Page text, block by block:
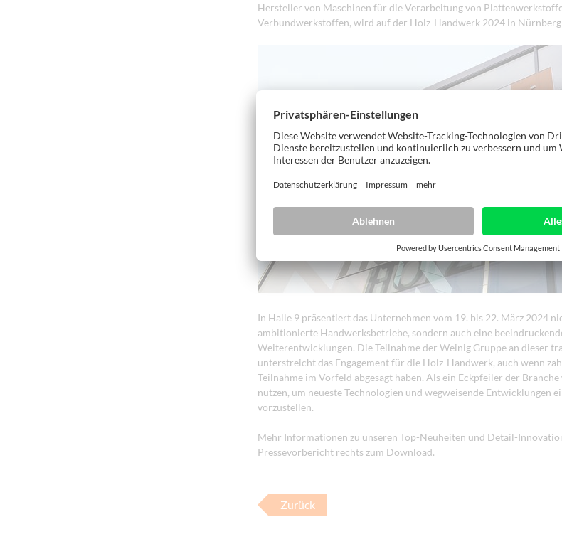
Hersteller von Maschinen für die Verarbeitung von
Verbundwerkstoffen, wird auf der Holz-Handwerk 2024 in
In Halle 9 präsentiert das Unternehmen vom 19. bis 22. März 2024
ambitionierte Handwerksbetriebe, sondern auch eine
Weiterentwicklungen. Die Teilnahme der Weinig Gruppe an dieser
unterstreicht das Engagement für die Holz-Handwerk, auch wenn
Teilnahme im Vorfeld abgesagt haben. Als ein Eckpfeiler der
nutzen, um neueste Technologien und wegweisende Entwicklungen
vorzustellen.
Mehr Informationen zu unseren Top-Neuheiten und Detail-
Pressevorbericht rechts zum Download.
Zurück